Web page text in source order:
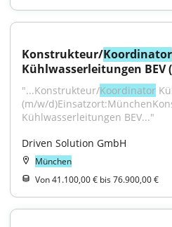
Konstrukteur/Koordinator
Kühlwasserleitungen BEV
"...Konstrukteur/Koordinator
(m/w/
Kühlwasserleitungen BEV..."
Driven Solution GmbH
München
Von 41.100,00 € bis 76.900,00 €